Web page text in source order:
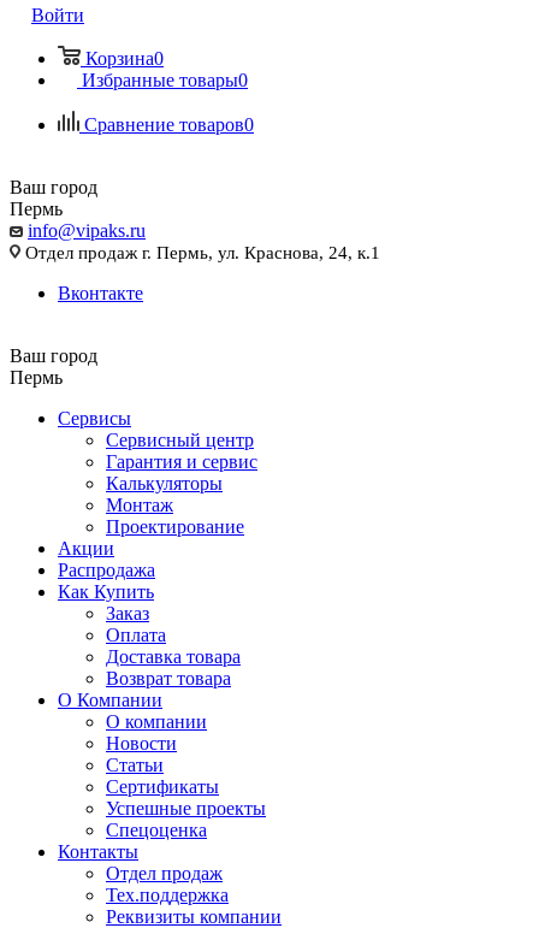
Войти
Корзина0
Избранные товары0
Сравнение товаров0
Ваш город
Пермь
info@vipaks.ru
Отдел продаж г. Пермь, ул. Краснова, 24, к.1
Вконтакте
Ваш город
Пермь
Сервисы
Сервисный центр
Гарантия и сервис
Калькуляторы
Монтаж
Проектирование
Акции
Распродажа
Как Купить
Заказ
Оплата
Доставка товара
Возврат товара
О Компании
О компании
Новости
Статьи
Сертификаты
Успешные проекты
Спецоценка
Контакты
Отдел продаж
Тех.поддержка
Реквизиты компании